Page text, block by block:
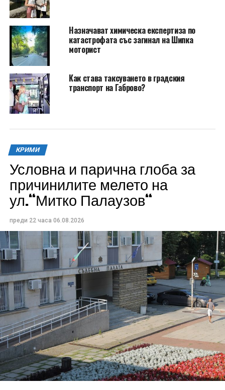
Назначават химическа експертиза по
катастрофата със загинал на Шипка
моторист
Как става таксуването в градския
транспорт на Габрово?
КРИМИ
Условна и парична глоба за
причинилите мелето на
ул.“Митко Палаузов“
преди 22 часа 06.08.2026